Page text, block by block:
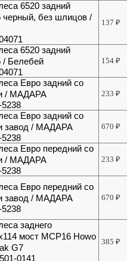
6520 задний
черный, без шлицов /
137₽
6520 задний
/ Белебей
154₽
Евро задний со
/ МАДАРА
233₽
Евро задний со
завод / МАДАРА
670₽
Евро передний со
/ МАДАРА
233₽
Евро передний со
завод / МАДАРА
670₽
заднего
мост MCP16 Howo
G7
0141
385₽